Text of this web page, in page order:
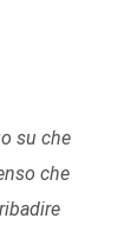
su che
che